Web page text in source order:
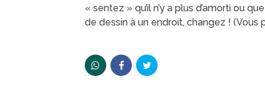
« sentez » qu’il n’y a plus d’amorti ou
de dessin à un endroit, changez !